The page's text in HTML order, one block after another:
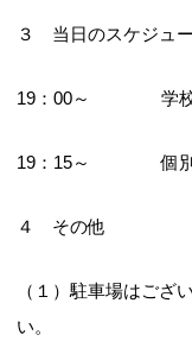
３ 当日のスケジュ
19：00～ 学校
19：15～ 個別
４ その他
（１）駐車場はござ
い。